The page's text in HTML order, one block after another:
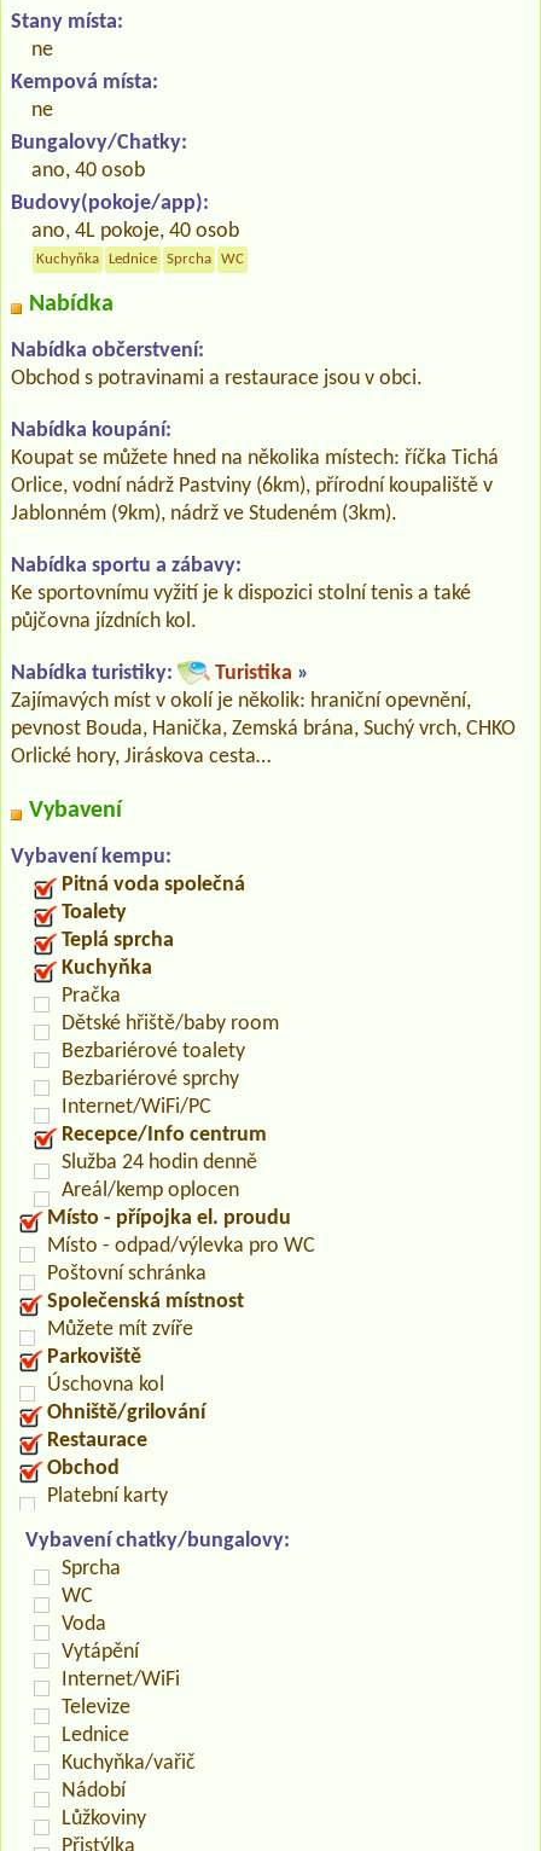
Stany místa:
ne
Kempová místa:
ne
Bungalovy/Chatky:
ano, 40 osob
Budovy(pokoje/app):
ano, 4L pokoje, 40 osob
Kuchyňka Lednice Sprcha WC
Nabídka
Nabídka občerstvení:
Obchod s potravinami a restaurace jsou v obci.
Nabídka koupání:
Koupat se můžete hned na několika místech: říčka Tichá
Orlice, vodní nádrž Pastviny (6km), přírodní koupaliště v
Jablonném (9km), nádrž ve Studeném (3km).
Nabídka sportu a zábavy:
Ke sportovnímu vyžití je k dispozici stolní tenis a také
půjčovna jízdních kol.
Nabídka turistiky: Turistika »
Zajímavých míst v okolí je několik: hraniční opevnění,
pevnost Bouda, Hanička, Zemská brána, Suchý vrch, CHKO
Orlické hory, Jiráskova cesta…
Vybavení
Vybavení kempu:
Pitná voda společná
Toalety
Teplá sprcha
Kuchyňka
Pračka
Dětské hřiště/baby room
Bezbariérové toalety
Bezbariérové sprchy
Internet/WiFi/PC
Recepce/Info centrum
Služba 24 hodin denně
Areál/kemp oplocen
Místo - přípojka el. proudu
Místo - odpad/výlevka pro WC
Poštovní schránka
Společenská místnost
Můžete mít zvíře
Parkoviště
Úschovna kol
Ohniště/grilování
Restaurace
Obchod
Platební karty
Vybavení chatky/bungalovy:
Sprcha
WC
Voda
Vytápění
Internet/WiFi
Televize
Lednice
Kuchyňka/vařič
Nádobí
Lůžkoviny
Přistýlka